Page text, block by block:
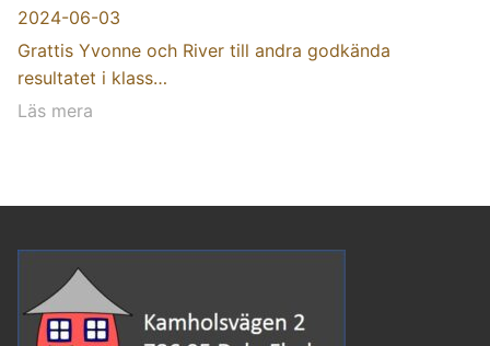
2024-06-03
Grattis Yvonne och River till andra godkända
resultatet i klass…
Läs mera